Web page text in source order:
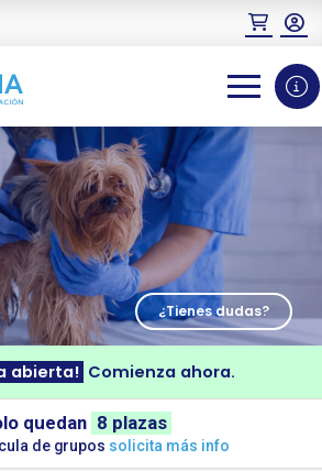
¿Tienes dudas?
abierta! Comienza ahora.
quedan 8 plazas
de grupos solicita más info